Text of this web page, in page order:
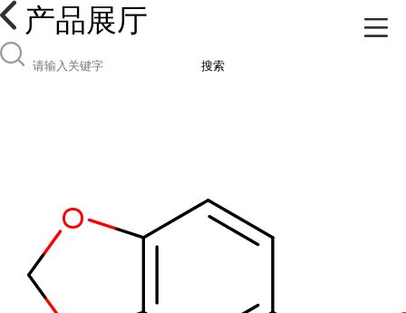
产品展厅
搜索